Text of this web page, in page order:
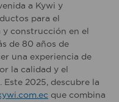
a Kywi y
para el
y construcción en el
de 80 años de
una experiencia de
la calidad y el
2025, descubre la
que combina